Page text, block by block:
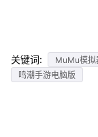
关键词: MuMu模拟
鸣潮手游电脑版